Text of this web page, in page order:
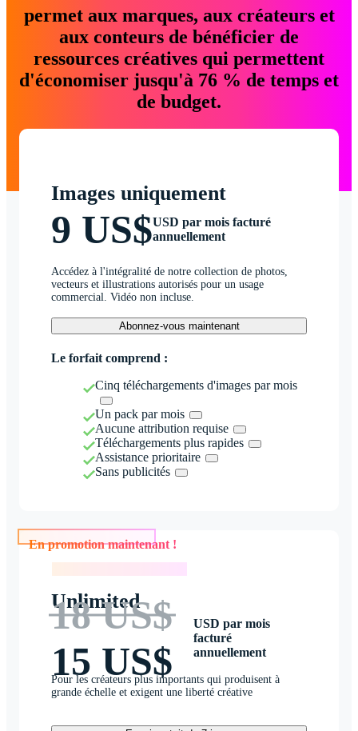
permet aux marques, aux créateurs et
aux conteurs de bénéficier de
ressources créatives qui permettent
d'économiser jusqu'à 76 % de temps et
de budget.
Images uniquement
9 US$USD par mois facturé
annuellement
Accédez à l'intégralité de notre collection de photos,
vecteurs et illustrations autorisés pour un usage
commercial. Vidéo non incluse.
Abonnez-vous maintenant
Le forfait comprend :
Cinq téléchargements d'images par mois
Un pack par mois
Aucune attribution requise
Téléchargements plus rapides
Assistance prioritaire
Sans publicités
En promotion maintenant !
Unlimited
18 US$
15 US$
USD par mois
facturé
annuellement
Pour les créateurs plus importants qui produisent à
grande échelle et exigent une liberté créative